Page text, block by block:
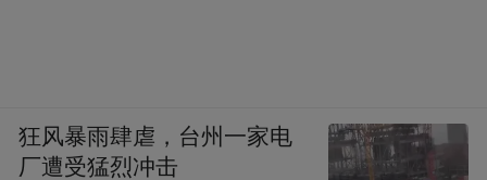
狂风暴雨肆虐，台州一家电
厂遭受猛烈冲击